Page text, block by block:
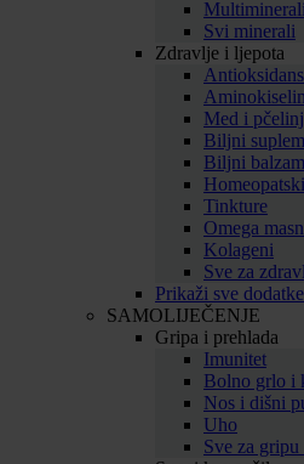
Multiminerali
Svi minerali
Zdravlje i ljepota
Med i
Biljni
Biljni
Tinkture
Omega
Kolageni
Sve za
Prikaži sve
SAMOLIJEČENJE
Gripa i prehlada
Imunitet
Bolno grlo i
Nos i dišni
Uho
Sve za